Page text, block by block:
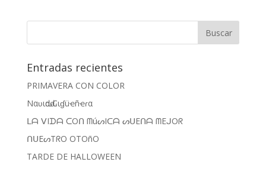
Entradas recientes
PRIMAVERA CON COLOR
Nαʋιԃαԃ Cιɠüҽñҽɾα
ᒪᗩ ᐯIᗪᗩ ᑕOᑎ ᗰúᔕIᑕᗩ ᔕᑌEᑎᗩ ᗰEᒍOᖇ
ᑎᑌEᔕTᖇO OTOñO
TARDE DE HALLOWEEN